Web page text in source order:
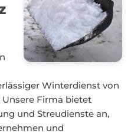
Winterdienst von
Firma bietet
und Streudienste an,
und